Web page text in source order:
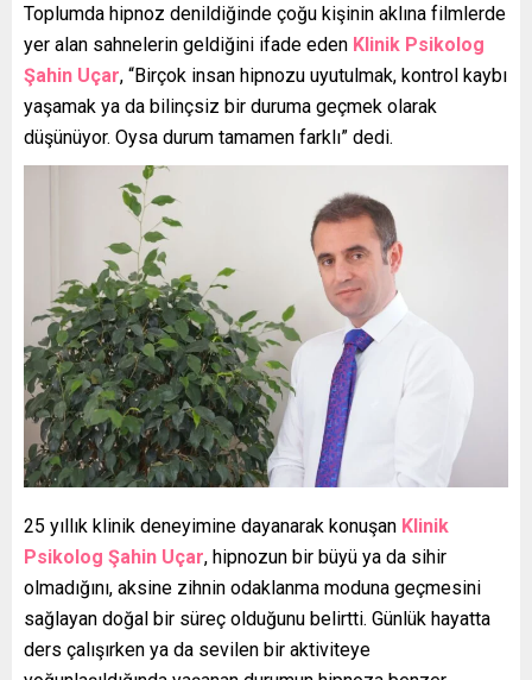
Toplumda hipnoz denildiğinde çoğu kişinin aklına filmlerde
yer alan sahnelerin geldiğini ifade eden Klinik Psikolog
Şahin Uçar, “Birçok insan hipnozu uyutulmak, kontrol kaybı
yaşamak ya da bilinçsiz bir duruma geçmek olarak
düşünüyor. Oysa durum tamamen farklı” dedi.
25 yıllık klinik deneyimine dayanarak konuşan Klinik
Psikolog Şahin Uçar, hipnozun bir büyü ya da sihir
olmadığını, aksine zihnin odaklanma moduna geçmesini
sağlayan doğal bir süreç olduğunu belirtti. Günlük hayatta
ders çalışırken ya da sevilen bir aktiviteye